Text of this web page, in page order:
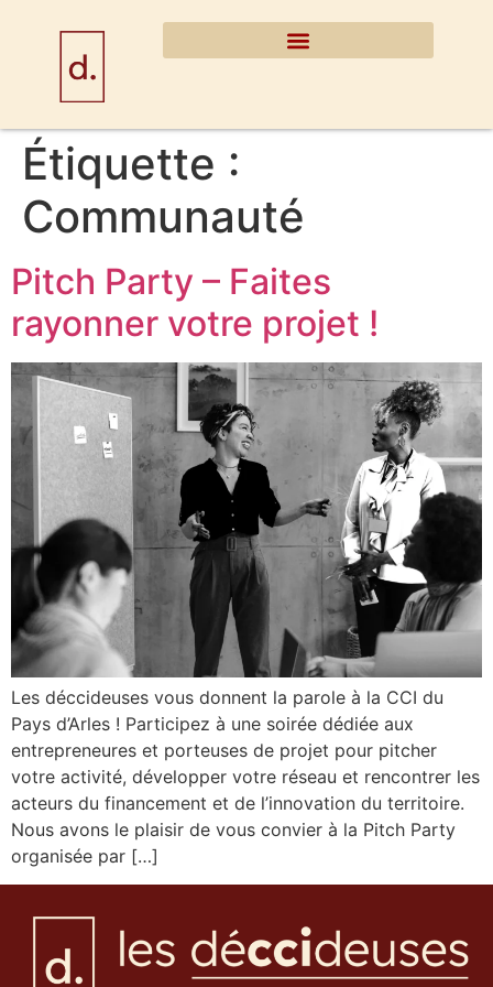
Étiquette :
Communauté
Pitch Party – Faites
rayonner votre projet !
Les déccideuses vous donnent la parole à la CCI du
Pays d’Arles ! Participez à une soirée dédiée aux
entrepreneures et porteuses de projet pour pitcher
votre activité, développer votre réseau et rencontrer les
acteurs du financement et de l’innovation du territoire.
Nous avons le plaisir de vous convier à la Pitch Party
organisée par […]